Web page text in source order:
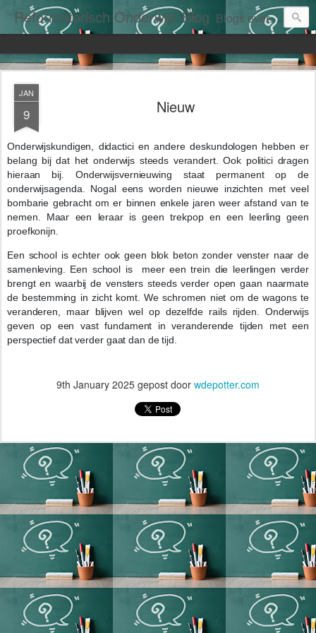
Reformatorisch Onderwijs Blog Blogs over het reformatorisch onderwijs door W. (Willem) J. de Potter.
JAN
9 Nieuw
Onderwijskundigen, didactici en andere deskundologen hebben er
belang bij dat het onderwijs steeds verandert. Ook politici dragen
hieraan bij. Onderwijsvernieuwing staat permanent op de
onderwijsagenda. Nogal eens worden nieuwe inzichten met veel
bombarie gebracht om er binnen enkele jaren weer afstand van te
nemen. Maar een leraar is geen trekpop en een leerling geen
proefkonijn.
Een school is echter ook geen blok beton zonder venster naar de
samenleving. Een school is meer een trein die leerlingen verder
brengt en waarbij de vensters steeds verder open gaan naarmate
de bestemming in zicht komt. We schromen niet om de wagons te
veranderen, maar blijven wel op dezelfde rails rijden. Onderwijs
geven op een vast fundament in veranderende tijden met een
perspectief dat verder gaat dan de tijd.
9th January 2025 gepost door wdepotter.com